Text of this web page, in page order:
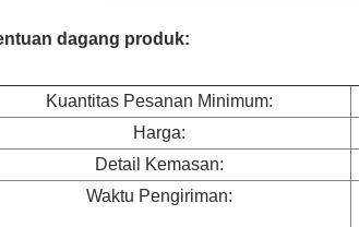
dagang produk:
Kuantitas Pesanan Minimum:
Harga:
Detail Kemasan:
Waktu Pengiriman: